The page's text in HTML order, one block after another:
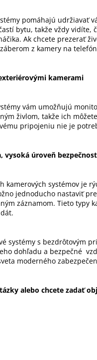
pomáhajú udržiavať
bytu, takže vždy vidíte,
Ak chcete prezerať
z kamery na
kamerami
vám umožňujú
živlom, takže ich
pripojeniu nie je
vysoká úroveň
kamerových systémov je
jednoducho nastaviť
záznamom. Tieto typy
systémy s bezdrôtovým
dohľadu a bezpečné
moderného
alebo chcete zadať